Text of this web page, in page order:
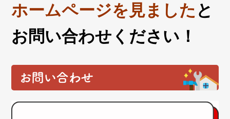
ホームページを見ました と
お問い合わせください！
お問い合わせ